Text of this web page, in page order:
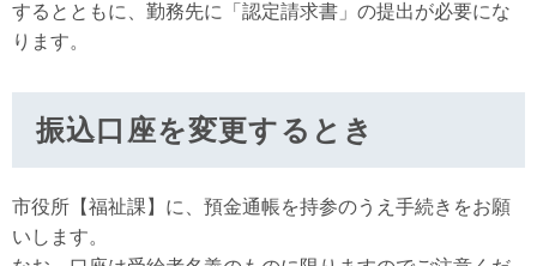
するとともに、勤務先に「認定請求書」の提出が必要にな
ります。
振込口座を変更するとき
市役所【福祉課】に、預金通帳を持参のうえ手続きをお願
いします。